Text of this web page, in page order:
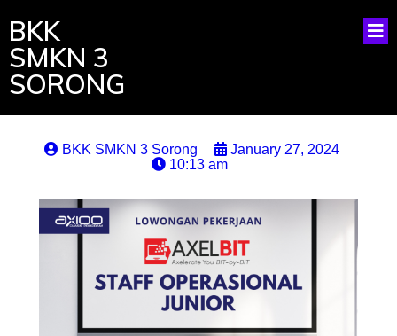
BKK
SMKN 3
SORONG
BKK SMKN 3 Sorong
January 27, 2024
10:13 am